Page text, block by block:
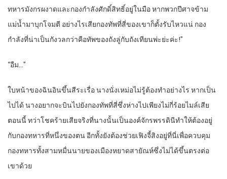
ทหารมังกรผงาดและกองกำลังศักดิ์สิทธิ์อยู่ในมือ หากพวกปีศาจข้าม
แม่น้ำมาบุกโจมตี อย่างไรเสียกองทัพที่สี่ของเขาก็ตั้งรับไหวแน่ กอง
กำลังที่น่าเป็นกังวลกว่าคือทัพของถังลู่กับถังเทียนพ่ะย่ะค่ะ!”
“อืม…”
ใบหน้าของฉินอินขึ้นสีระเรื่อ นางนั่งเหม่อไม่รู้ต้องทำอย่างไร หากเป็น
ไปได้ นางอยากจะบินไปยังกองทัพที่สี่ซึ่งห่างไปเพียงไม่กี่ร้อยไมล์เสีย
ตอนนี้ ทว่าโชคร้ายเสียจริงที่นางนั้นเป็นองค์จักรพรรดินีทำให้ต้องอยู่
กับกองทหารที่หนึ่งของตน อีกทั้งยังต้องช่วยเฟิงจี้สิงอยู่ที่นี่เพื่อควบคุม
กองทหารทั้งสามหมื่นนายของเมืองหยาดสายัณห์ซึ่งไม่ได้ขึ้นตรงต่อ
เขาด้วย